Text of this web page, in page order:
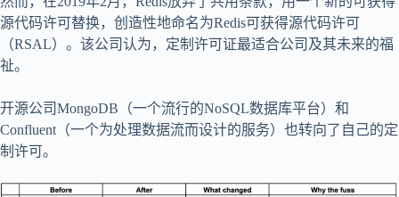
源代码许可替换，创造性地命名为Redis可获得源代码许可
（RSAL）。该公司认为，定制许可证最适合公司及其未来的福
祉。
开源公司MongoDB（一个流行的NoSQL数据库平台）和
Confluent（一个为处理数据流而设计的服务）也转向了自己的定
制许可。